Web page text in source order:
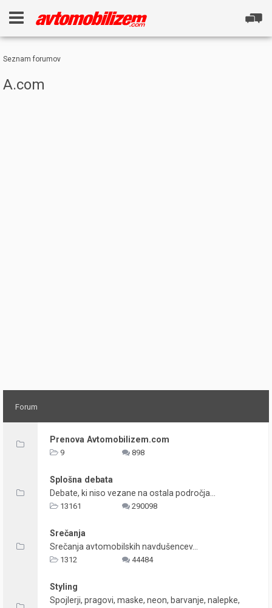
Seznam forumov
A.com
Forum
Prenova Avtomobilizem.com
9 898
Splošna debata
Debate, ki niso vezane na ostala področja...
13161 290098
Srečanja
Srečanja avtomobilskih navdušencev...
1312 44484
Styling
Spojlerji, pragovi, maske, neon, barvanje, nalepke,